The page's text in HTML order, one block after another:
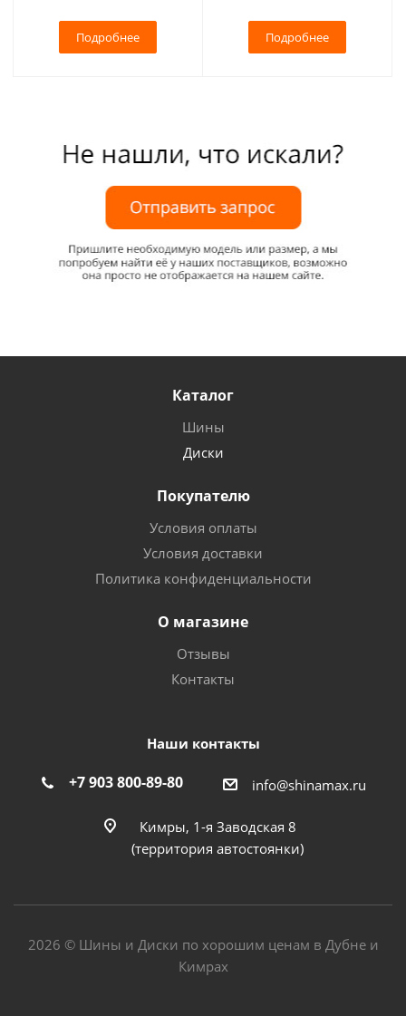
Подробнее Подробнее
Каталог
Шины
Диски
Покупателю
Условия оплаты
Условия доставки
Политика конфиденциальности
О магазине
Отзывы
Контакты
Наши контакты
+7 903 800-89-80 info@shinamax.ru
Кимры, 1-я Заводская 8
(территория автостоянки)
2026 © Шины и Диски по хорошим ценам в Дубне и
Кимрах